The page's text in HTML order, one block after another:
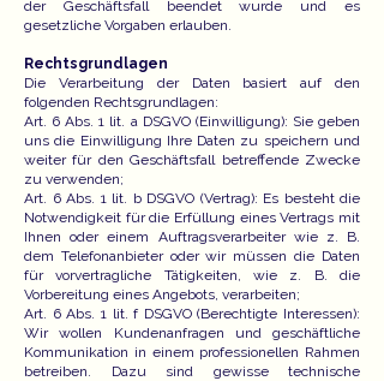
der Geschäftsfall beendet wurde und es
gesetzliche Vorgaben erlauben.
Rechtsgrundlagen
Die Verarbeitung der Daten basiert auf den
folgenden Rechtsgrundlagen:
Art. 6 Abs. 1 lit. a DSGVO (Einwilligung): Sie geben
uns die Einwilligung Ihre Daten zu speichern und
weiter für den Geschäftsfall betreffende Zwecke
zu verwenden;
Art. 6 Abs. 1 lit. b DSGVO (Vertrag): Es besteht die
Notwendigkeit für die Erfüllung eines Vertrags mit
Ihnen oder einem Auftragsverarbeiter wie z. B.
dem Telefonanbieter oder wir müssen die Daten
für vorvertragliche Tätigkeiten, wie z. B. die
Vorbereitung eines Angebots, verarbeiten;
Art. 6 Abs. 1 lit. f DSGVO (Berechtigte Interessen):
Wir wollen Kundenanfragen und geschäftliche
Kommunikation in einem professionellen Rahmen
betreiben. Dazu sind gewisse technische